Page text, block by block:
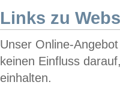
Links zu
Unser Online-
keinen Einfluss
einhalten.